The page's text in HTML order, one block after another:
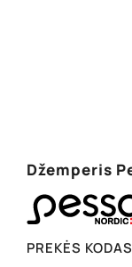
Džemperis
PREKĖS